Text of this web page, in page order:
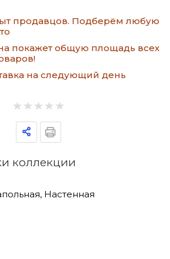
продавцов. Подберём любую
покажет общую площадь всех
на следующий день
коллекции
Настенная